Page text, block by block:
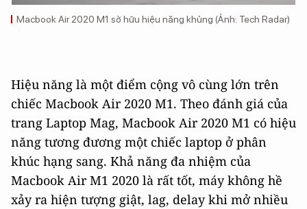
Macbook Air 2020 M1 sở hữu hiệu năng khủng (Ảnh: Tech Radar)
Hiệu năng là một điểm cộng vô cùng lớn trên
chiếc Macbook Air 2020 M1. Theo đánh giá của
trang Laptop Mag, Macbook Air 2020 M1 có hiệu
năng tương đương một chiếc laptop ở phân
khúc hạng sang. Khả năng đa nhiệm của
Macbook Air M1 2020 là rất tốt, máy không hề
xảy ra hiện tượng giật, lag, delay khi mở nhiều